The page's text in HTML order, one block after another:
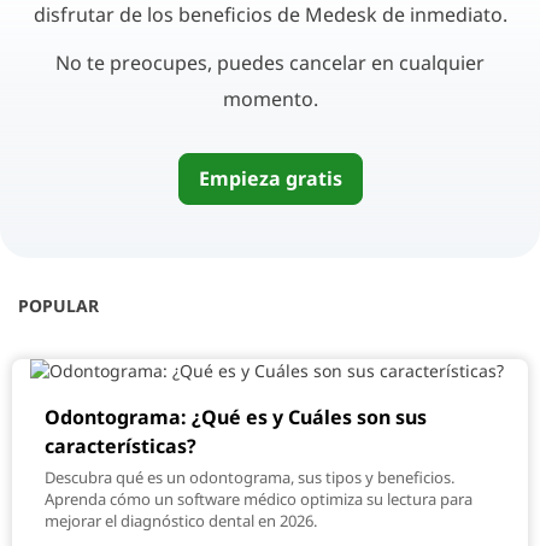
disfrutar de los beneficios de Medesk de inmediato.
No te preocupes, puedes cancelar en cualquier
momento.
Empieza gratis
POPULAR
Odontograma: ¿Qué es y Cuáles son sus
características?
Descubra qué es un odontograma, sus tipos y beneficios.
Aprenda cómo un software médico optimiza su lectura para
mejorar el diagnóstico dental en 2026.